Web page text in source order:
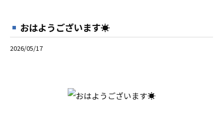
おはようございます☀
2026/05/17